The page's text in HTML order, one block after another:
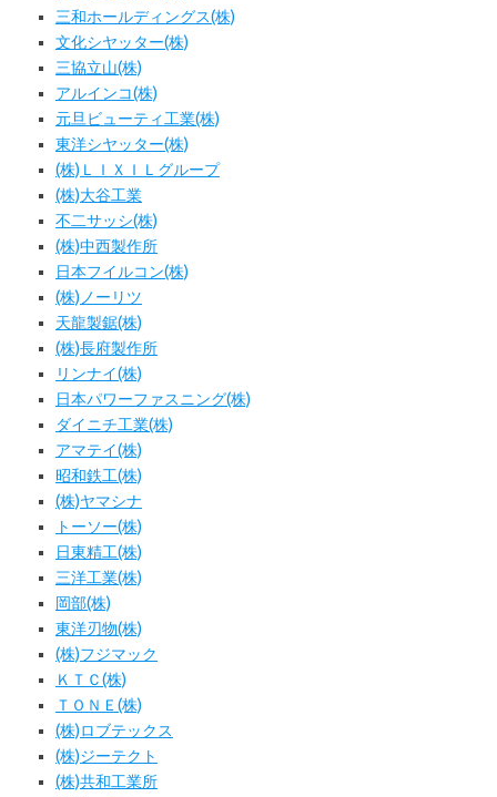
三和ホールディングス(株)
文化シヤッター(株)
三協立山(株)
アルインコ(株)
元旦ビューティ工業(株)
東洋シヤッター(株)
(株)ＬＩＸＩＬグループ
(株)大谷工業
不二サッシ(株)
(株)中西製作所
日本フイルコン(株)
(株)ノーリツ
天龍製鋸(株)
(株)長府製作所
リンナイ(株)
日本パワーファスニング(株)
ダイニチ工業(株)
アマテイ(株)
昭和鉄工(株)
(株)ヤマシナ
トーソー(株)
日東精工(株)
三洋工業(株)
岡部(株)
東洋刃物(株)
(株)フジマック
ＫＴＣ(株)
ＴＯＮＥ(株)
(株)ロブテックス
(株)ジーテクト
(株)共和工業所